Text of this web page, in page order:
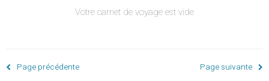
Votre carnet de voyage est vide
Page précédente Page suivante